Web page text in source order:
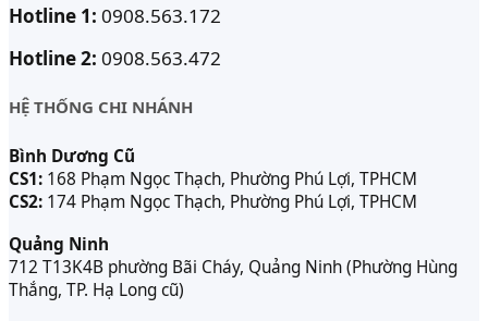
Hotline 1: 0908.563.172
Hotline 2: 0908.563.472
HỆ THỐNG CHI NHÁNH
Bình Dương Cũ
CS1: 168 Phạm Ngọc Thạch, Phường Phú Lợi, TPHCM
CS2: 174 Phạm Ngọc Thạch, Phường Phú Lợi, TPHCM
Quảng Ninh
712 T13K4B phường Bãi Cháy, Quảng Ninh (Phường Hùng
Thắng, TP. Hạ Long cũ)